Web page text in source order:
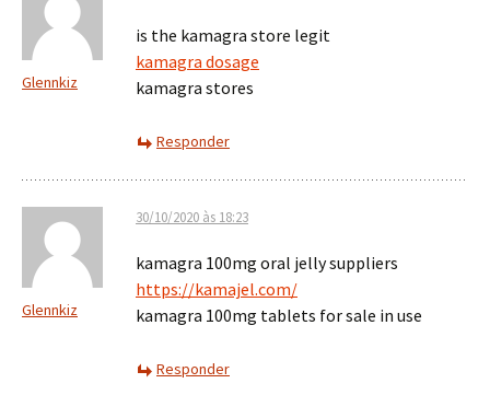
Glennkiz
is the kamagra store legit
kamagra dosage
kamagra stores
Responder
Glennkiz
30/10/2020 às 18:23
kamagra 100mg oral jelly suppliers
https://kamajel.com/
kamagra 100mg tablets for sale in use
Responder